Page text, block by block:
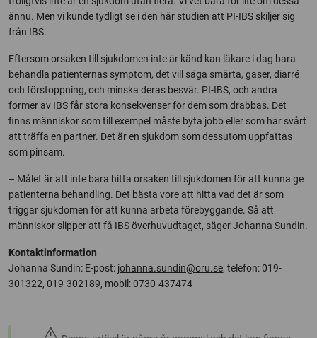
ännu. Men vi kunde tydligt se i den här studien att PI-IBS skiljer sig
från IBS.
Eftersom orsaken till sjukdomen inte är känd kan läkare i dag bara
behandla patienternas symptom, det vill säga smärta, gaser, diarré
och förstoppning, och minska deras besvär. PI-IBS, och andra
former av IBS får stora konsekvenser för dem som drabbas. Det
finns människor som till exempel måste byta jobb eller som har svårt
att träffa en partner. Det är en sjukdom som dessutom uppfattas
som pinsam.
– Målet är att inte bara hitta orsaken till sjukdomen för att kunna ge
patienterna behandling. Det bästa vore att hitta vad det är som
triggar sjukdomen för att kunna arbeta förebyggande. Så att
människor slipper att få IBS överhuvudtaget, säger Johanna Sundin.
Kontaktinformation
Johanna Sundin: E-post: johanna.sundin@oru.se, telefon: 019-
301322, 019-302189, mobil: 0730-437474
warning